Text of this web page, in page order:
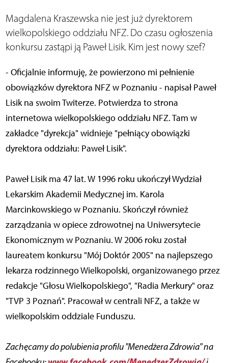
Magdalena Kraszewska nie jest już dyrektorem
wielkopolskiego oddziału NFZ. Do czasu ogłoszenia
konkursu zastąpi ją Paweł Lisik. Kim jest nowy szef?
- Oficjalnie informuję, że powierzono mi pełnienie
obowiązków dyrektora NFZ w Poznaniu - napisał Paweł
Lisik na swoim Twiterze. Potwierdza to strona
internetowa wielkopolskiego oddziału NFZ. Tam w
zakładce "dyrekcja" widnieje "pełniący obowiązki
dyrektora oddziału: Paweł Lisik".
Paweł Lisik ma 47 lat. W 1996 roku ukończył Wydział
Lekarskim Akademii Medycznej im. Karola
Marcinkowskiego w Poznaniu. Skończył również
zarządzania w opiece zdrowotnej na Uniwersytecie
Ekonomicznym w Poznaniu. W 2006 roku został
laureatem konkursu "Mój Doktór 2005" na najlepszego
lekarza rodzinnego Wielkopolski, organizowanego przez
redakcje "Głosu Wielkopolskiego", "Radia Merkury" oraz
"TVP 3 Poznań". Pracował w centrali NFZ, a także w
wielkopolskim oddziale Funduszu.
Zachęcamy do polubienia profilu "Menedżera Zdrowia" na